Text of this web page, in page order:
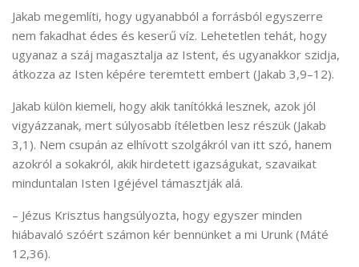
Jakab megemlíti, hogy ugyanabból a forrásból egyszerre
nem fakadhat édes és keserű víz. Lehetetlen tehát, hogy
ugyanaz a száj magasztalja az Istent, és ugyanakkor szidja,
átkozza az Isten képére teremtett embert (Jakab 3,9–12).
Jakab külön kiemeli, hogy akik tanítókká lesznek, azok jól
vigyázzanak, mert súlyosabb ítéletben lesz részük (Jakab
3,1). Nem csupán az elhívott szolgákról van itt szó, hanem
azokról a sokakról, akik hirdetett igazságukat, szavaikat
minduntalan Isten Igéjével támasztják alá.
– Jézus Krisztus hangsúlyozta, hogy egyszer minden
hiábavaló szóért számon kér bennünket a mi Urunk (Máté
12,36).